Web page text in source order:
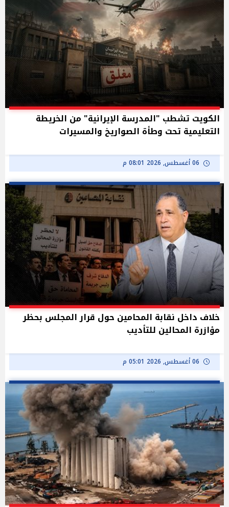
الكويت تشطب "المدرسة الإيرانية" من الخريطة
التعليمية تحت وطأة الصواريخ والمسيرات
06 أغسطس, 2026 08:01 م
خلاف داخل نقابة المحامين حول قرار المجلس بحظر
مؤازرة المحالين للتأديب
06 أغسطس, 2026 05:01 م